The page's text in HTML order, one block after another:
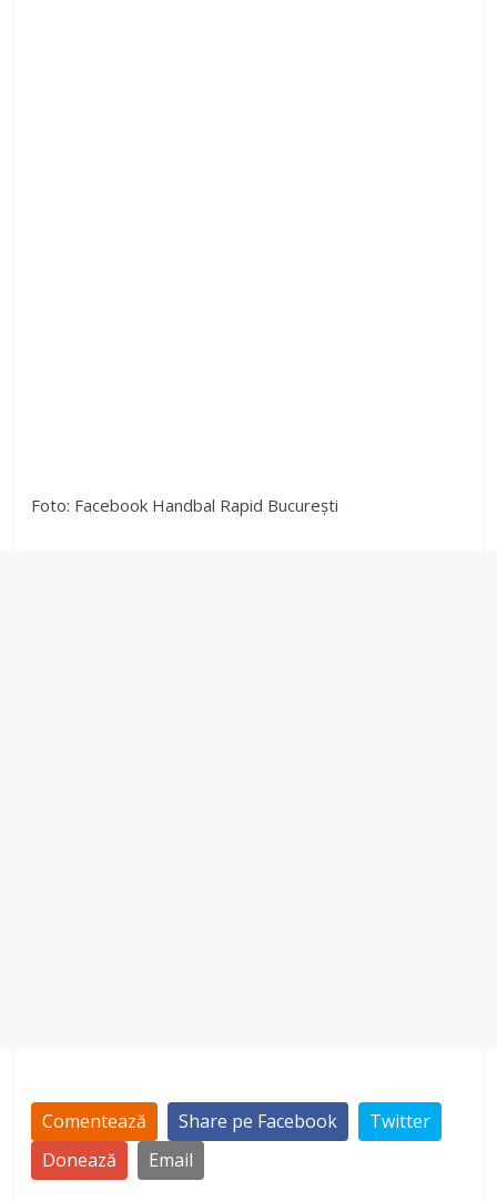
Foto: Facebook Handbal Rapid București
Comentează Share pe Facebook
Twitter
Donează
Email